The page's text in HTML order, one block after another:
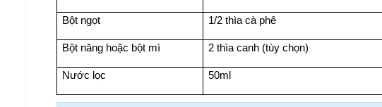
Bột ngọt 1/2 thìa cà phê
Bột năng hoặc bột mì 2 thìa canh (tùy chọn)
Nước lọc 50ml